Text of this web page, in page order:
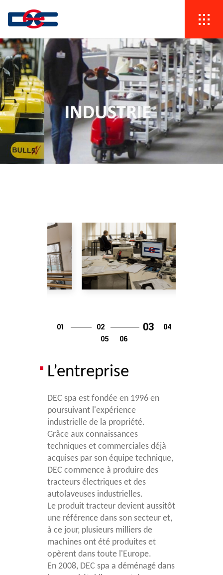
L’entreprise
DEC spa est fondée en 1996 en
poursuivant l'expérience
industrielle de la propriété.
Grâce aux connaissances
techniques et commerciales déjà
acquises par son équipe technique,
DEC commence à produire des
tracteurs électriques et des
autolaveuses industrielles.
Le produit tracteur devient aussitôt
une référence dans son secteur et,
à ce jour, plusieurs milliers de
machines ont été produites et
opèrent dans toute l'Europe.
En 2008, DEC spa a déménagé dans